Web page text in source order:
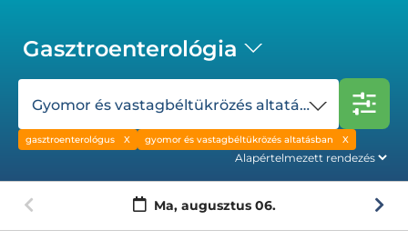
Gasztroenterológia
Gyomor és vastagbéltükrözés altatásban
gasztroenterológus gyomor és vastagbéltükrözés altatásban
Ma, augusztus 06.